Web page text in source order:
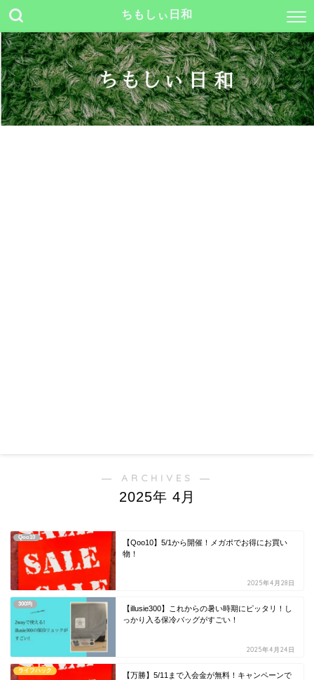
ちもしぃ日和
― ARCHIVES ―
2025年 4月
Qoo10
【Qoo10】5/1から開催！メガポでお得にお買い
物！
2025年4月28日
300均
【illusie300】これからの暑い時期にピッタリ！し
っかり入る保冷バッグがすごい！
2025年4月24日
ライフハック
【万勝】5/11まで入会金が無料！キャンペーンで